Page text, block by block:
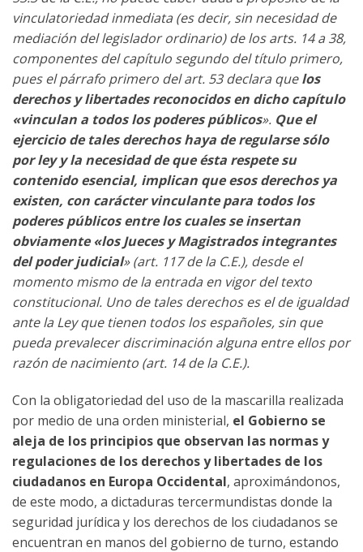
vinculatoriedad inmediata (es decir, sin necesidad de
mediación del legislador ordinario) de los arts. 14 a 38,
componentes del capítulo segundo del título primero,
pues el párrafo primero del art. 53 declara quelos
derechos y libertades reconocidos en dicho capítulo
«vinculan a todos los poderes públicos». Que el
ejercicio de tales derechos haya de regularse sólo
por ley y la necesidad de que ésta respete su
contenido esencial, implican que esos derechos ya
existen, con carácter vinculante para todos los
poderes públicos entre los cuales se insertan
obviamente «los Jueces y Magistrados integrantes
del poder judicial» (art. 117 de la C.E.), desde el
momento mismo de la entrada en vigor del texto
constitucional. Uno de tales derechos es el de igualdad
ante la Ley que tienen todos los españoles, sin que
pueda prevalecer discriminación alguna entre ellos por
razón de nacimiento (art. 14 de la C.E.).
Con la obligatoriedad del uso de la mascarilla realizada
por medio de una orden ministerial, el Gobierno se
aleja de los principios que observan las normas y
regulaciones de los derechos y libertades de los
ciudadanos en Europa Occidental, aproximándonos,
de este modo, a dictaduras tercermundistas donde la
seguridad jurídica y los derechos de los ciudadanos se
encuentran en manos del gobierno de turno, estando